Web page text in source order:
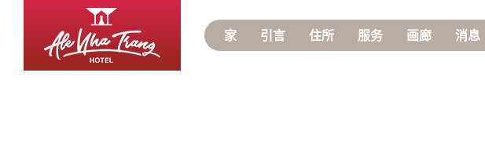
家 引言 住所 服务 画廊 消息